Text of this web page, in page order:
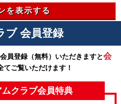
を表示する
ブ 会員登録
員登録（無料）いただきますと会
てご覧いただけます！
クラブ会員特典